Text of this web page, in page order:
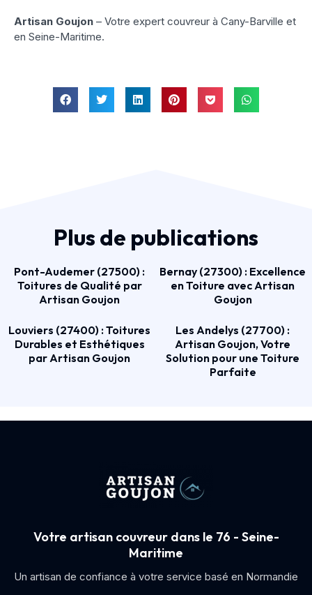
Artisan Goujon – Votre expert couvreur à Cany-Barville et
en Seine-Maritime.
Plus de publications
Pont-Audemer (27500) :
Toitures de Qualité par
Artisan Goujon
Bernay (27300) : Excellence
en Toiture avec Artisan
Goujon
Louviers (27400) : Toitures
Durables et Esthétiques
par Artisan Goujon
Les Andelys (27700) :
Artisan Goujon, Votre
Solution pour une Toiture
Parfaite
Votre artisan couvreur dans le 76 - Seine-
Maritime
Un artisan de confiance à votre service basé en Normandie